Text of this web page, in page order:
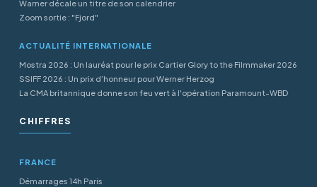
Warner décale un titre de son calendrier
Zoom sortie : "Fjord"
ACTUALITÉ INTERNATIONALE
Mostra 2026 : Un lauréat pour le prix Cartier Glory to the Filmmaker 2026
SSIFF 2026 : Un prix d’honneur pour Werner Herzog
La CMA britannique donne son feu vert à l'opération Paramount-WBD
CHIFFRES
FRANCE
Démarrages 14h Paris